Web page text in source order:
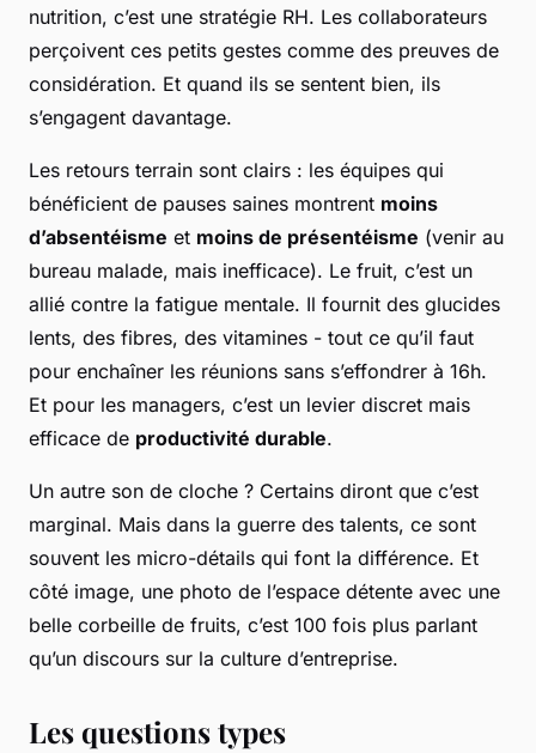
nutrition, c’est une stratégie RH. Les collaborateurs
perçoivent ces petits gestes comme des preuves de
considération. Et quand ils se sentent bien, ils
s’engagent davantage.
Les retours terrain sont clairs : les équipes qui
bénéficient de pauses saines montrent moins
d’absentéisme et moins de présentéisme (venir au
bureau malade, mais inefficace). Le fruit, c’est un
allié contre la fatigue mentale. Il fournit des glucides
lents, des fibres, des vitamines - tout ce qu’il faut
pour enchaîner les réunions sans s’effondrer à 16h.
Et pour les managers, c’est un levier discret mais
efficace de productivité durable.
Un autre son de cloche ? Certains diront que c’est
marginal. Mais dans la guerre des talents, ce sont
souvent les micro-détails qui font la différence. Et
côté image, une photo de l’espace détente avec une
belle corbeille de fruits, c’est 100 fois plus parlant
qu’un discours sur la culture d’entreprise.
Les questions types